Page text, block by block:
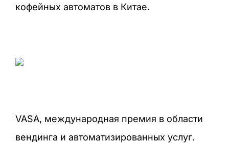
кофейных автоматов в Китае.
VASA, международная премия в области
вендинга и автоматизированных услуг.